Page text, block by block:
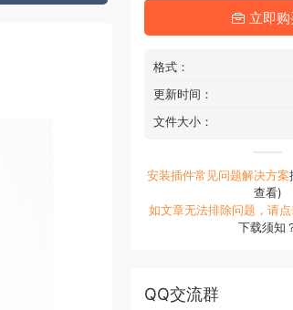
立即
格式：
更新时间：
文件大小：
安装插件常见问题解决方案
查看)
如文章无法排除问题，请点
下载须知
QQ交流群